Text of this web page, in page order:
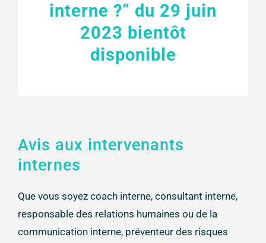
interne ?” du 29 juin
2023 bientôt
disponible
Avis aux intervenants
internes
Que vous soyez coach interne, consultant interne,
responsable des relations humaines ou de la
communication interne, préventeur des risques